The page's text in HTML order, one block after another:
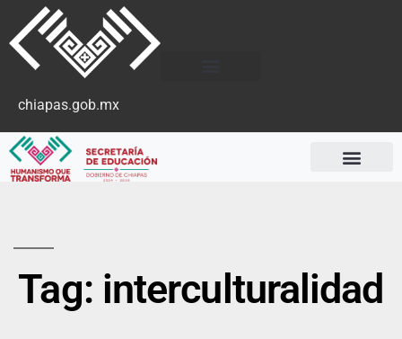
chiapas.gob.mx
Tag: interculturalidad